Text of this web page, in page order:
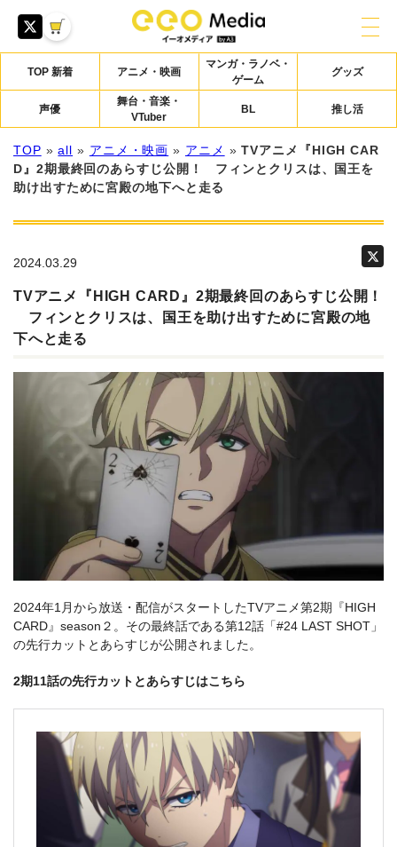
TOP 新着 アニメ・映画
マンガ・ラノベ・
ゲーム
グッズ
声優
舞台・音楽・
VTuber
BL 推し活
TOP »all » アニメ・映画 » アニメ »TVアニメ『HIGH CAR
D』2期最終回のあらすじ公開！ フィンとクリスは、国王を
助け出すために宮殿の地下へと走る
2024.03.29
TVアニメ『HIGH CARD』2期最終回のあらすじ公開！
フィンとクリスは、国王を助け出すために宮殿の地
下へと走る
2024年1月から放送・配信がスタートしたTVアニメ第2期『HIGH
CARD』season２。その最終話である第12話「#24 LAST SHOT」
の先行カットとあらすじが公開されました。
2期11話の先行カットとあらすじはこちら